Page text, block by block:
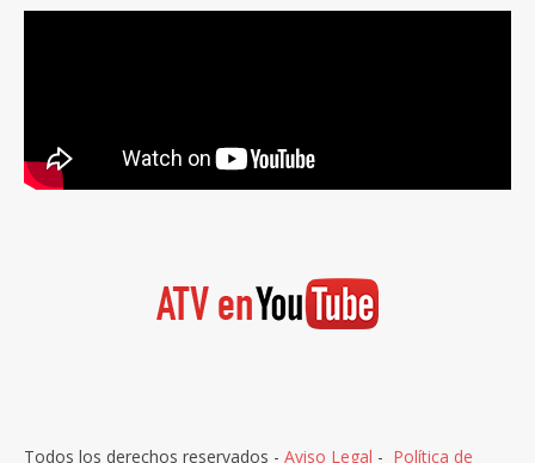
Todos los derechos reservados - Aviso Legal - Política de